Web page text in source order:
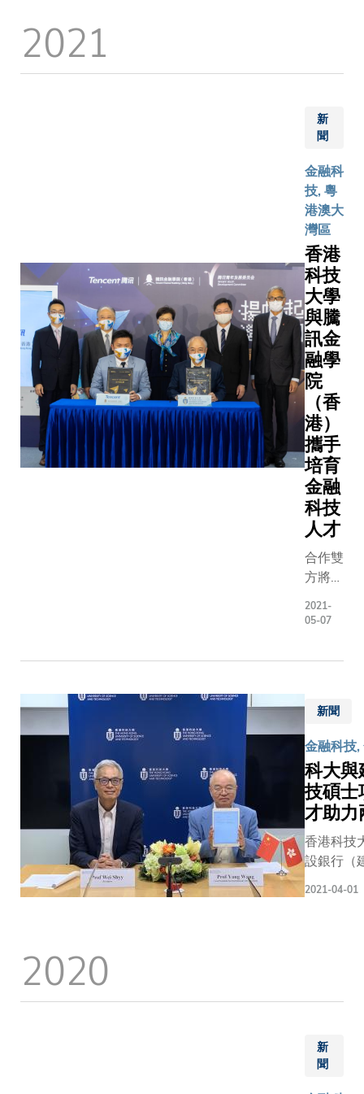
球金融業
革。各地
行也正積
探索釋放
潛力的方
法。要於
發和零售
面多方面
展CBDC
要先解決
術、宏觀
濟及金融
不同領域
來的挑戰
藉著促進
學科討論
研究協作
知識交流
大學可於
發揮重要
用。我們
心感謝金
局及香港
幣及金融
們聯手舉
專長，科
於推動
的探討與
目研究，
括行業研
見調查、
討會，以
數碼港元
亦為金管
組成員，
助探究
大學工
學院
（科大
院）公
布深入
行業發
展研究
結果，
為香港
邁向全
球領先
的金融
科技樞
紐提出
路向。
研究剖
析七個
主要金
融科技
樞紐的
發展經
驗，歸
強化本
地金融
科技發
展的十
遇，當
成立金
生態系
統委員
會，以
及打造
香港成
為區域
性金融
盒等策
究，獲
業界持
2021
新
聞
金融科
技, 粵
港澳大
灣區
香港
科技
大學
與騰
訊金
融學
院
（香
港）
攜手
培育
金融
科技
人才
合作雙
方將於
養與教
作，共
金融科
技的發
展。
2021-
05-07
新聞
金融科技,
科大與
技碩士
才助力
香港科技
設銀行（
校長（
科大出席簽
2021-04-01
2020
新
聞